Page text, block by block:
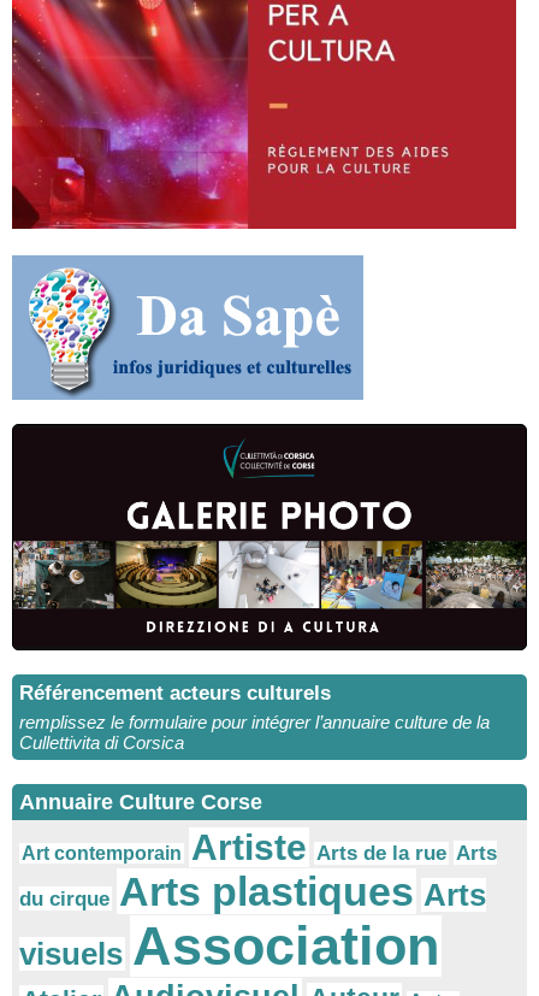
Référencement acteurs culturels
remplissez le formulaire pour intégrer l’annuaire culture de la
Cullettivita di Corsica
Annuaire Culture Corse
Art contemporain Artiste Arts de la rue Arts
du cirque Arts plastiques Arts
visuels Association